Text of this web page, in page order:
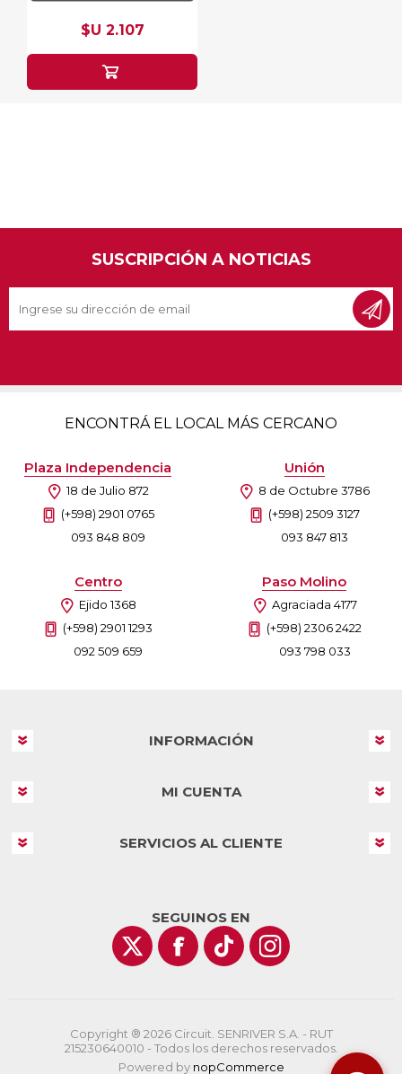
$U 2.107
SUSCRIPCIÓN A NOTICIAS
ENCONTRÁ EL LOCAL MÁS CERCANO
Plaza Independencia
18 de Julio 872
(+598) 2901 0765
093 848 809
Unión
8 de Octubre 3786
(+598) 2509 3127
093 847 813
Centro
Ejido 1368
(+598) 2901 1293
092 509 659
Paso Molino
Agraciada 4177
(+598) 2306 2422
093 798 033
INFORMACIÓN
MI CUENTA
SERVICIOS AL CLIENTE
SEGUINOS EN
Copyright ® 2026 Circuit. SENRIVER S.A. - RUT
215230640010 - Todos los derechos reservados.
Powered by nopCommerce